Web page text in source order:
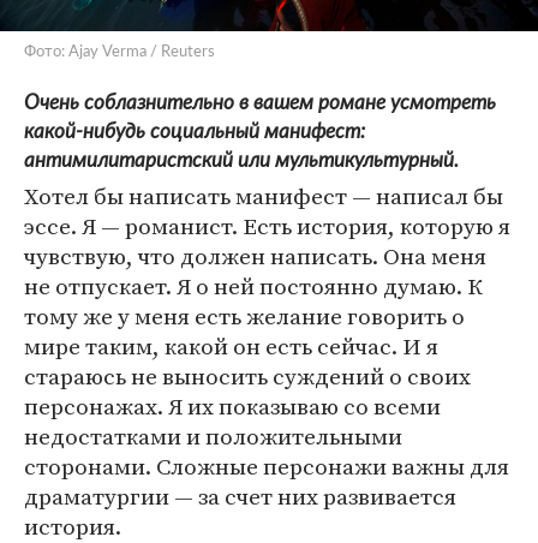
Фото: Ajay Verma / Reuters
Очень соблазнительно в вашем романе усмотреть
какой-нибудь социальный манифест:
антимилитаристский или мультикультурный.
Хотел бы написать манифест — написал бы
эссе. Я — романист. Есть история, которую я
чувствую, что должен написать. Она меня
не отпускает. Я о ней постоянно думаю. К
тому же у меня есть желание говорить о
мире таким, какой он есть сейчас. И я
стараюсь не выносить суждений о своих
персонажах. Я их показываю со всеми
недостатками и положительными
сторонами. Сложные персонажи важны для
драматургии — за счет них развивается
история.